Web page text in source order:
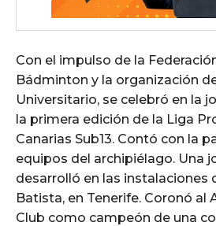
Con el impulso de la
Bádminton y la organización
Universitario, se celebró en la
la primera edición de la Liga
Canarias Sub13. Contó con la
equipos del archipiélago. Una
desarrolló en las instalaciones
Batista, en Tenerife. Coronó al
Club como campeón de una